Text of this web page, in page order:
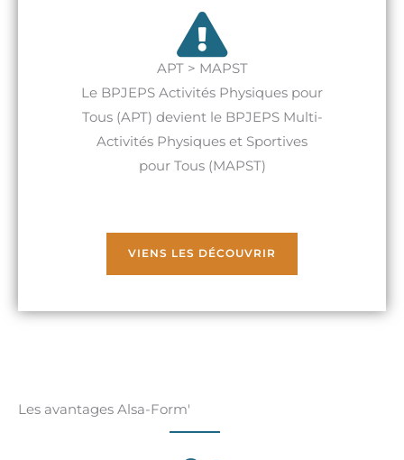
APT > MAPST
Le BPJEPS Activités Physiques pour
Tous (APT) devient le BPJEPS Multi-
Activités Physiques et Sportives
pour Tous (MAPST)
VIENS LES DÉCOUVRIR
Les avantages Alsa-Form'